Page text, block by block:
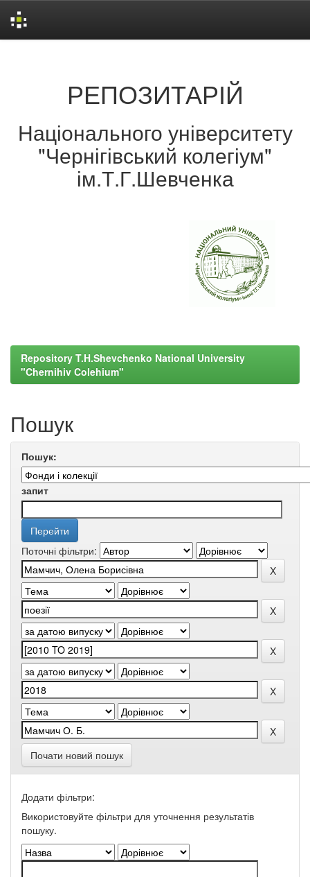
РЕПОЗИТАРІЙ
Національного університету
"Чернігівський колегіум"
ім.Т.Г.Шевченка
Repository T.H.Shevchenko National University
"Chernihiv Colehium"
Пошук
Пошук:
запит
Поточні фільтри:
Почати новий пошук
Додати фільтри:
Використовуйте фільтри для уточнення результатів
пошуку.